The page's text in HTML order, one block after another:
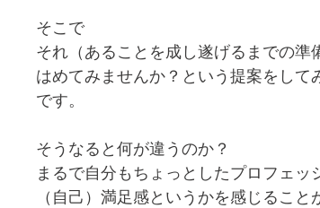
そこで
それ（あることを成し遂げるまでの準
はめてみませんか？という提案をして
です。
そうなると何が違うのか？
まるで自分もちょっとしたプロフェ
（自己）満足感というかを感じるこ